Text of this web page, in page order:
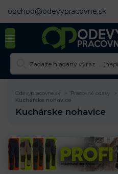
obchod@odevypracovne.sk
Odevypracovne.sk Pracovné odevy
Kuchárske nohavice
Kuchárske nohavice